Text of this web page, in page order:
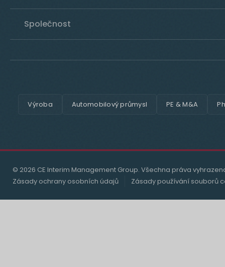
Společnost
Výroba Automobilový průmysl PE & M&A
© 2026 CE Interim Management Group. Všechna práva
Zásady ochrany osobních údajů
Zásady používání souborů